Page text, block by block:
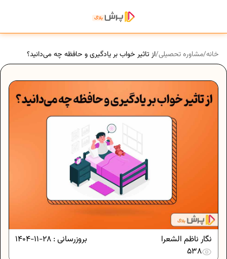
خانه/مشاوره تحصیلی/از تاثیر خواب بر یادگیری و حافظه چه می‌دانید؟
بروزرسانی : 28-11-1404
نگار ناظم الشعرا
538